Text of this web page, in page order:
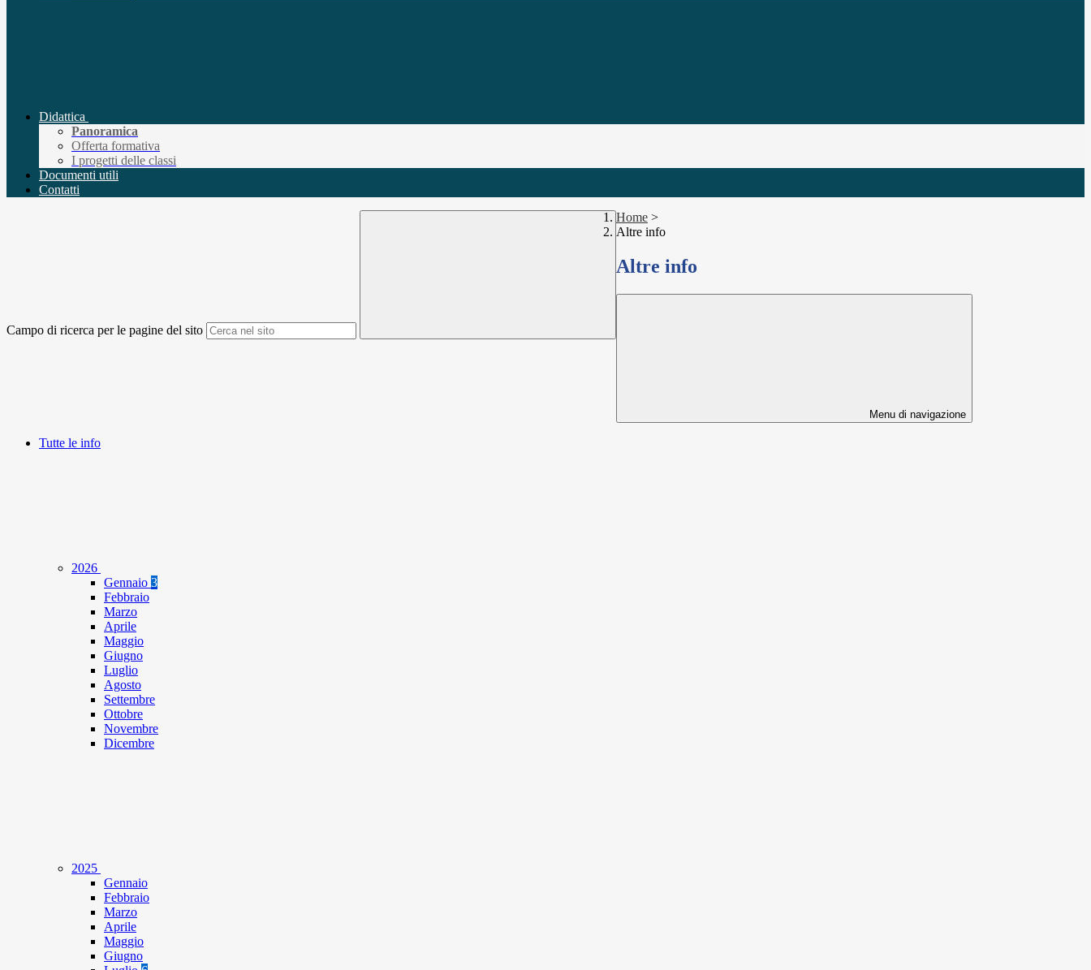
Didattica
Panoramica
Offerta formativa
I progetti delle classi
Documenti utili
Contatti
Campo di ricerca per le pagine del sito
Home >
Altre info
Altre info
Menu di navigazione
Tutte le info
2026
Gennaio 3
Febbraio
Marzo
Aprile
Maggio
Giugno
Luglio
Agosto
Settembre
Ottobre
Novembre
Dicembre
2025
Gennaio
Febbraio
Marzo
Aprile
Maggio
Giugno